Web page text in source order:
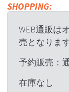
SHOPPING:
WEB通販は
売となりま
予約販売：
在庫なし